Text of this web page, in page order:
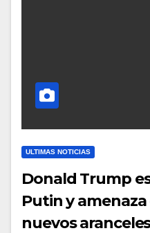
ULTIMAS NOTICIAS
Donald Trump
Putin y
nuevos